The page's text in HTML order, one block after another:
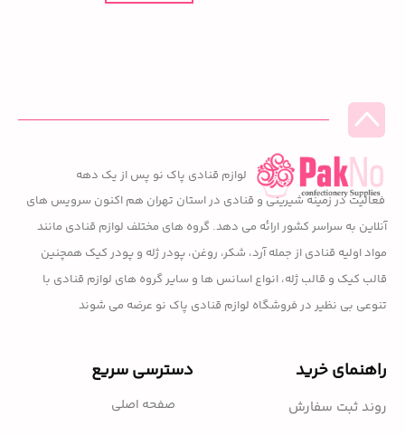
لوازم قنادی پاک نو پس از یک دهه
فعالیت در زمینه شیرینی و قنادی در استان تهران هم اکنون سرویس های
آنلاین به سراسر کشور ارائه می دهد. گروه های مختلف لوازم قنادی مانند
مواد اولیه قنادی از جمله آرد، شکر، روغن، پودر ژله و پودر کیک همچنین
قالب کیک و قالب ژله، انواع اسانس ها و سایر گروه های لوازم قنادی با
تنوعی بی نظیر در فروشگاه لوازم قنادی پاک نو عرضه می شوند
راهنمای خرید
روند ثبت سفارش
دسترسی سریع
صفحه اصلی